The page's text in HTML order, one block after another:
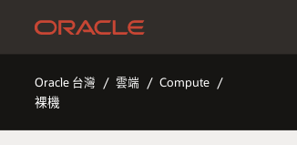
跳到內容
Oracle 台灣 雲端 Compute
裸機